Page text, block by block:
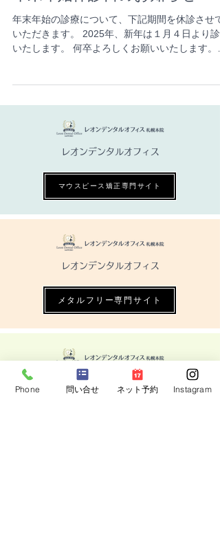
年末年始の診療について、下記期間を休診させて
いただきます。 2025年、新年は１月４日より診
いたします。 何卒よろしくお願いいたします。
レオンデンタルオフィス
マウスピース矯正専門サイト
レオンデンタルオフィス
メタルフリー専門サイト
レオンデンタルオフィス
Phone 問い合せ ネット予約 Instagram